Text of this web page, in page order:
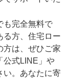
も完全無料で
る方、住宅ロー
方は、ぜひご家
公式LINE」や
い。あなたに寄